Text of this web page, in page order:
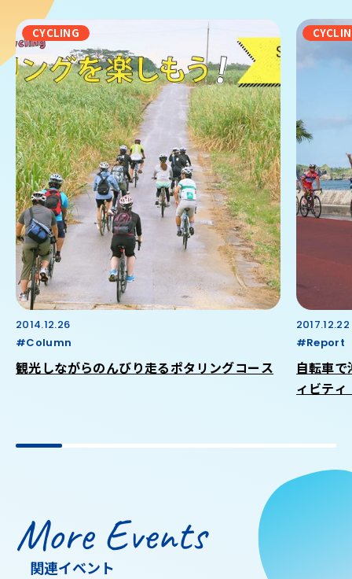
CYCLING
2014.12.26
#Column
観光しながらのんびり走るポタリングコース
2017.12.22
#Report
自転車
ィビテ
More Events
関連イベント